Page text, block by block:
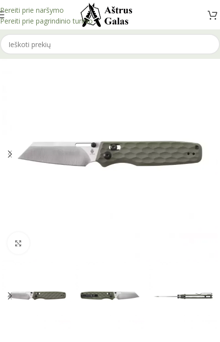
Pereiti prie naršymo
Pereiti prie pagrindinio turinio